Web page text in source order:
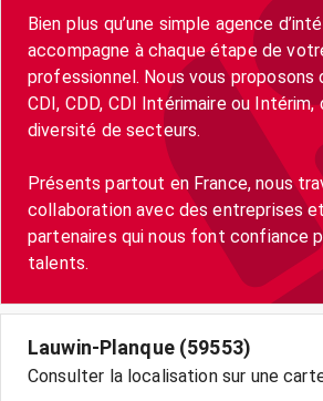
Bien plus qu’une simple agence
accompagne à chaque étape de
professionnel. Nous vous proposons
CDI, CDD, CDI Intérimaire ou Intérim,
diversité de secteurs.
Présents partout en France, nous
collaboration avec des entreprises
partenaires qui nous font confiance
talents.
Lauwin-Planque (59553)
Consulter la localisation sur une